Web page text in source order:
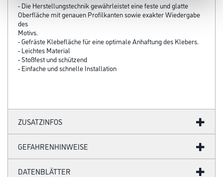
- Die Herstellungstechnik gewährleistet eine feste und glatte
Oberfläche mit genauen Profilkanten sowie exakter Wiedergabe
des
Motivs.
- Gefräste Klebefläche für eine optimale Anhaftung des Klebers.
- Leichtes Material
- Stoßfest und schützend
- Einfache und schnelle Installation
ZUSATZINFOS
GEFAHRENHINWEISE
DATENBLÄTTER